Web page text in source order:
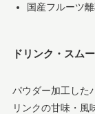
国産フルーツ
ドリンク・スム
パウダー加工した
リンクの甘味・風